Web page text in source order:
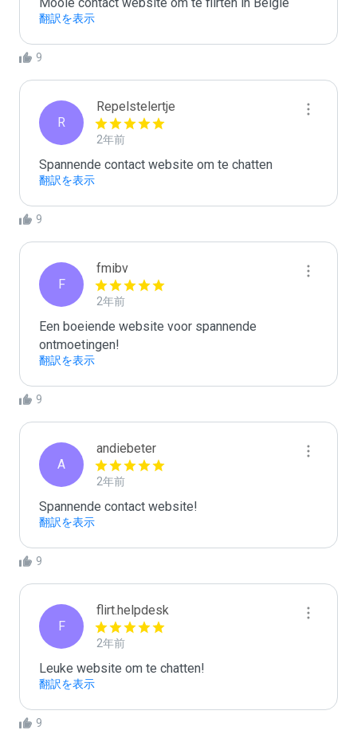
翻訳を表示
9
R
Repelstelertje
2年前
Spannende contact website om te chatten
翻訳を表示
9
F
fmibv
2年前
Een boeiende website voor spannende
ontmoetingen!
翻訳を表示
9
A
andiebeter
2年前
Spannende contact website!
翻訳を表示
9
F
flirt.helpdesk
2年前
Leuke website om te chatten!
翻訳を表示
9